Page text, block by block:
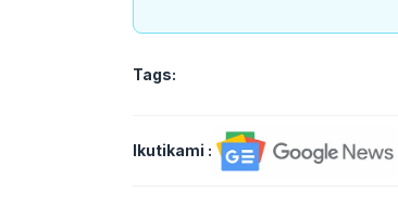
Tags:
Ikutikami :